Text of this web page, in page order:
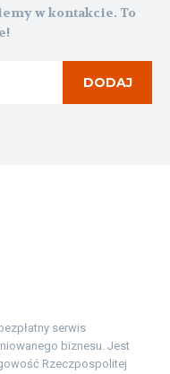
w kontakcie. To
DODAJ
serwis
biznesu. Jest
Rzeczpospolitej